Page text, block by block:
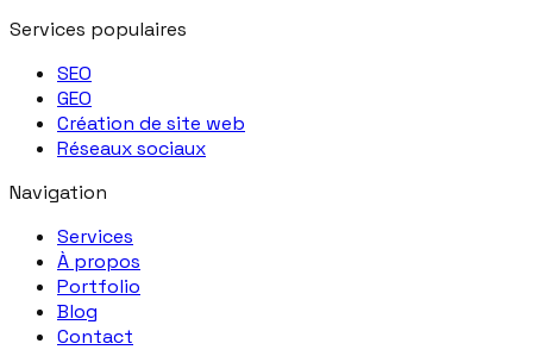
Services populaires
SEO
GEO
Création de site web
Réseaux sociaux
Navigation
Services
À propos
Portfolio
Blog
Contact